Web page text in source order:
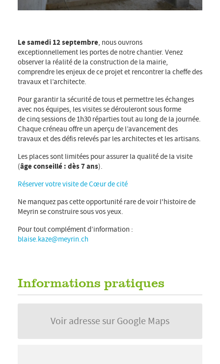
Le samedi 12 septembre, nous ouvrons
exceptionnellement les portes de notre chantier. Venez
observer la réalité de la construction de la mairie,
comprendre les enjeux de ce projet et rencontrer la cheffe des
travaux et l’architecte.
Pour garantir la sécurité de tous et permettre les échanges
avec nos équipes, les visites se dérouleront sous forme
de cinq sessions de 1h30 réparties tout au long de la journée.
Chaque créneau offre un aperçu de l’avancement des
travaux et des défis relevés par les architectes et les artisans.
Les places sont limitées pour assurer la qualité de la visite
(âge conseillé : dès 7 ans).
Réserver votre visite de Cœur de cité
Ne manquez pas cette opportunité rare de voir l'histoire de
Meyrin se construire sous vos yeux.
Pour tout complément d’information :
blaise.kaze@meyrin.ch
Informations pratiques
Voir adresse sur Google Maps